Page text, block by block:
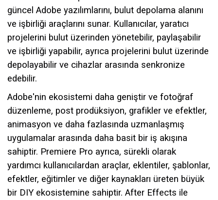
güncel Adobe yazılımlarını, bulut depolama alanını
ve işbirliği araçlarını sunar. Kullanıcılar, yaratıcı
projelerini bulut üzerinden yönetebilir, paylaşabilir
ve işbirliği yapabilir, ayrıca projelerini bulut üzerinde
depolayabilir ve cihazlar arasında senkronize
edebilir.
Adobe'nin ekosistemi daha geniştir ve fotoğraf
düzenleme, post prodüksiyon, grafikler ve efektler,
animasyon ve daha fazlasında uzmanlaşmış
uygulamalar arasında daha basit bir iş akışına
sahiptir. Premiere Pro ayrıca, sürekli olarak
yardımcı kullanıcılardan araçlar, eklentiler, şablonlar,
efektler, eğitimler ve diğer kaynakları üreten büyük
bir DIY ekosistemine sahiptir. After Effects ile